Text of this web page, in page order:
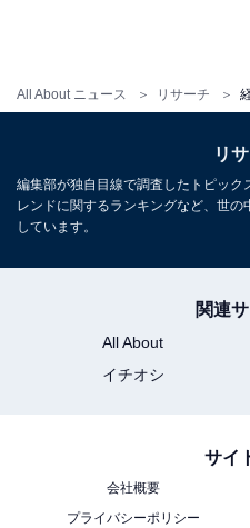
All About ニュース リサーチ
を調べ、相談してみましょ
＞7位までの全ランキング結
【おすすめ記事】
リ
編集部が独自目線で調査したトピック
レンドに関するランキングなど、世
しています。
関連
All About
イチオシ
サイ
会社概要
プライバシーポリシー